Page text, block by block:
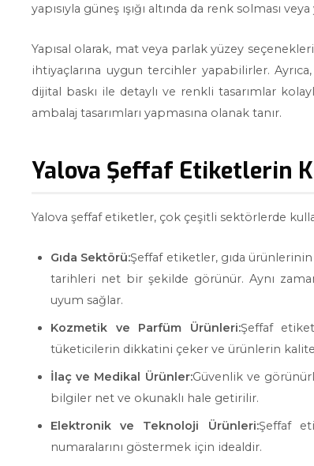
yapısıyla güneş ışığı altında da renk solması
Yapısal olarak, mat veya parlak yüzey
ihtiyaçlarına uygun tercihler yapabilirler.
dijital baskı ile detaylı ve renkli tasarımlar
ambalaj tasarımları yapmasına olanak tanır.
Yalova Şeffaf Etiketlerin
Yalova şeffaf etiketler, çok çeşitli sektörlerde
Gıda Sektörü:Şeffaf etiketler, gıda
tarihleri net bir şekilde görünür. Aynı
uyum sağlar.
Kozmetik ve Parfüm Ürünleri:Şeffaf
tüketicilerin dikkatini çeker ve ürünlerin
İlaç ve Medikal Ürünler:Güvenlik ve
bilgiler net ve okunaklı hale getirilir.
Elektronik ve Teknoloji Ürünleri:Şeffaf
numaralarını göstermek için idealdir.